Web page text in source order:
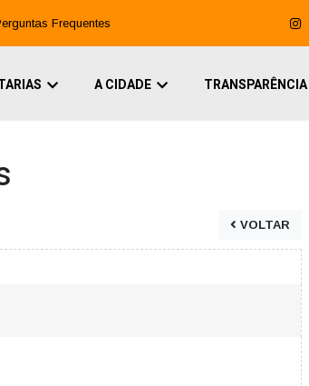
Frequentes
A CIDADE TRANSPARÊNCIA
VOLTAR